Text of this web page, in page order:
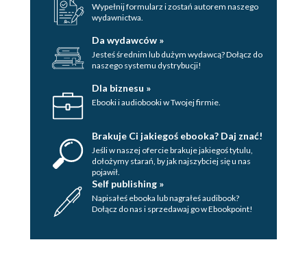
Wypełnij formularz i zostań autorem naszego
wydawnictwa.
Da wydawców »
Jesteś średnim lub dużym wydawcą? Dołącz do
naszego systemu dystrybucji!
Dla biznesu »
Ebooki i audiobooki w Twojej firmie.
Brakuje Ci jakiegoś ebooka? Daj znać!
Jeśli w naszej ofercie brakuje jakiegoś tytulu,
dołożymy starań, by jak najszybciej się u nas
pojawił.
Self publishing »
Napisałeś ebooka lub nagrałeś audibook?
Dołącz do nas i sprzedawaj go w Ebookpoint!